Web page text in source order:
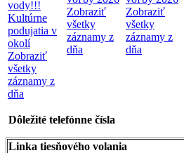
vody!!!
Kultúrne
podujatia v
okolí
Zobraziť
všetky
záznamy z
dňa
Zobraziť
všetky
záznamy z
dňa
Zobraziť
všetky
záznamy z
dňa
Dôležité telefónne čísla
Linka tiesňového volania